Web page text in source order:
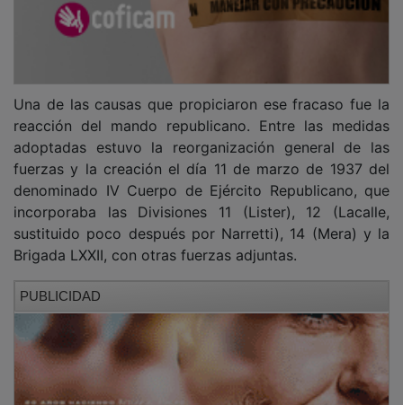
Una de las causas que propiciaron ese fracaso fue la
reacción del mando republicano. Entre las medidas
adoptadas estuvo la reorganización general de las
fuerzas y la creación el día 11 de marzo de 1937 del
denominado IV Cuerpo de Ejército Republicano, que
incorporaba las Divisiones 11 (Lister), 12 (Lacalle,
sustituido poco después por Narretti), 14 (Mera) y la
Brigada LXXII, con otras fuerzas adjuntas.